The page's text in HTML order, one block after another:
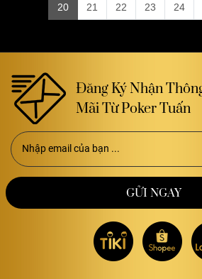
20 21 22 23 24
Đăng Ký Nhận
Mãi Từ Poker Tuấn